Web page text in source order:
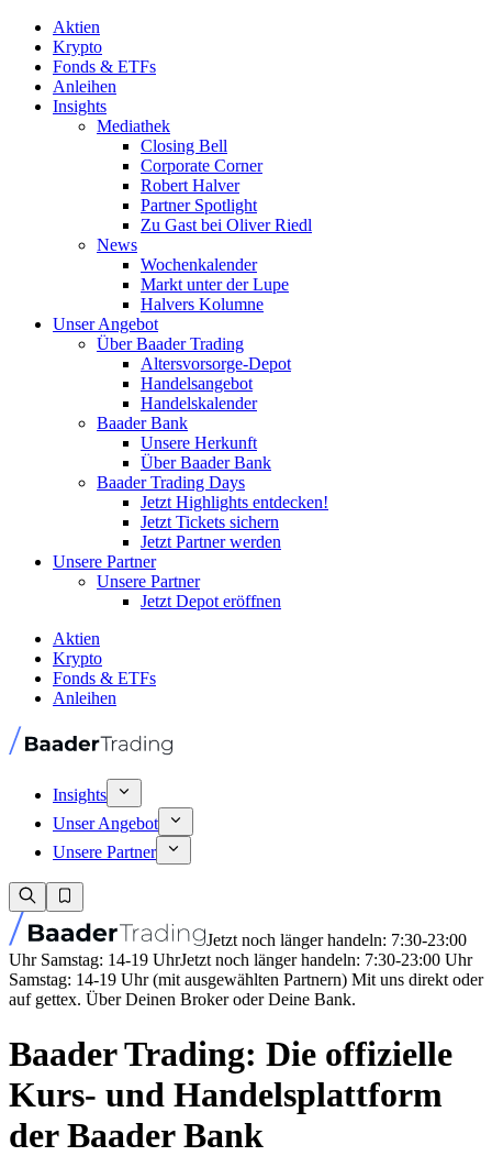
Aktien
Krypto
Fonds & ETFs
Anleihen
Insights
Mediathek
Closing Bell
Corporate Corner
Robert Halver
Partner Spotlight
Zu Gast bei Oliver Riedl
News
Wochenkalender
Markt unter der Lupe
Halvers Kolumne
Unser Angebot
Über Baader Trading
Altersvorsorge-Depot
Handelsangebot
Handelskalender
Baader Bank
Unsere Herkunft
Über Baader Bank
Baader Trading Days
Jetzt Highlights entdecken!
Jetzt Tickets sichern
Jetzt Partner werden
Unsere Partner
Unsere Partner
Jetzt Depot eröffnen
Aktien
Krypto
Fonds & ETFs
Anleihen
Insights
Unser Angebot
Unsere Partner
Jetzt noch länger handeln: 7:30-23:00
Uhr Samstag: 14-19 UhrJetzt noch länger handeln: 7:30-23:00 Uhr
Samstag: 14-19 Uhr (mit ausgewählten Partnern) Mit uns direkt oder
auf gettex. Über Deinen Broker oder Deine Bank.
Baader Trading: Die offizielle
Kurs- und Handelsplattform
der Baader Bank